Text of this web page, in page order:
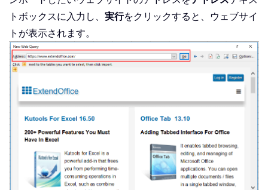
トボックスに入力し、 実行をクリックすると、ウェブサイ
トが表示されます。